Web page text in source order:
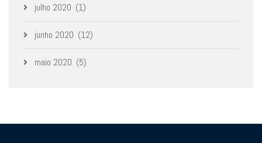
julho 2020 (1)
junho 2020 (12)
maio 2020 (5)